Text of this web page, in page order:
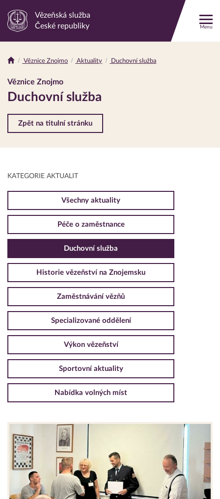
Odkaz
stránku
Vězeňská služba
České republiky
Menu
Drobečková
navigace
Věznice Znojmo Aktuality Duchovní služba
Věznice Znojmo
Duchovní služba
Zpět na titulní stránku
KATEGORIE AKTUALIT
Všechny aktuality
Péče o zaměstnance
Duchovní služba
Historie vězeňství na Znojemsku
Zaměstnávání vězňů
Specializované oddělení
Výkon vězeňství
Sportovní aktuality
Nabídka volných míst